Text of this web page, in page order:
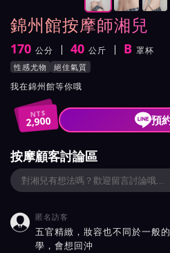
錦州館按摩師湘兒
身高
170 公分
體重 40 公斤
罩杯 B 罩杯
按摩師湘兒服務風格
性感尤物 絕佳氣質
按摩師湘兒所屬按
我在錦州館等你哦
NT$
2,900 預
按摩顧客討論區
 匿名訪客
五官精緻，妝容也不同於一般
學，會想回沖